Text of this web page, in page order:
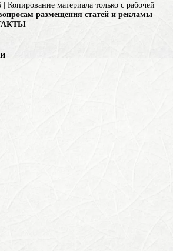
материала только с рабочей
размещения статей и рекламы